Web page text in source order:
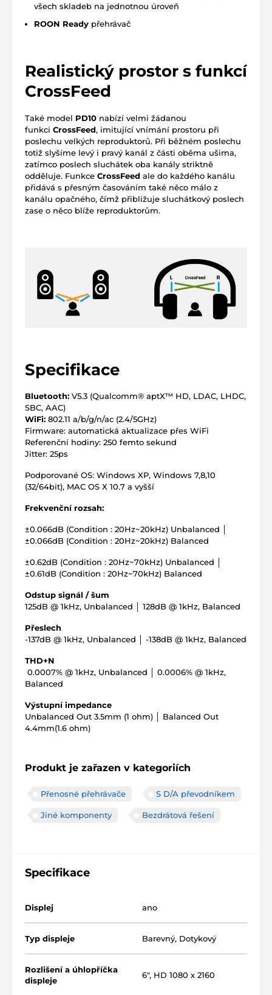
všech skladeb na jednotnou úroveň
ROON Ready přehrávač
Realistický prostor s funkcí
CrossFeed
Také model PD10 nabízí velmi žádanou
funkci CrossFeed, imitující vnímání prostoru při
poslechu velkých reproduktorů. Při běžném poslechu
totiž slyšíme levý i pravý kanál z části oběma ušima,
zatímco poslech sluchátek oba kanály striktně
odděluje. Funkce CrossFeed ale do každého kanálu
přidává s přesným časováním také něco málo z
kanálu opačného, čímž přibližuje sluchátkový poslech
zase o něco blíže reproduktorům.
Specifikace
Bluetooth: V5.3 (Qualcomm® aptX™ HD, LDAC, LHDC,
SBC, AAC)
WiFi: 802.11 a/b/g/n/ac (2.4/5GHz)
Firmware: automatická aktualizace přes WiFi
Referenční hodiny: 250 femto sekund
Jitter: 25ps
Podporované OS: Windows XP, Windows 7,8,10
(32/64bit), MAC OS X 10.7 a vyšší
Frekvenční rozsah:
±0.066dB (Condition : 20Hz~20kHz) Unbalanced │
±0.066dB (Condition : 20Hz~20kHz) Balanced
±0.62dB (Condition : 20Hz~70kHz) Unbalanced │
±0.61dB (Condition : 20Hz~70kHz) Balanced
Odstup signál / šum
125dB @ 1kHz, Unbalanced │ 128dB @ 1kHz, Balanced
Přeslech
-137dB @ 1kHz, Unbalanced │ -138dB @ 1kHz, Balanced
THD+N
0.0007% @ 1kHz, Unbalanced │ 0.0006% @ 1kHz,
Balanced
Výstupní impedance
Unbalanced Out 3.5mm (1 ohm) │ Balanced Out
4.4mm(1.6 ohm)
Produkt je zařazen v kategoriích
Přenosné přehrávače S D/A převodníkem
Jiné komponenty Bezdrátová řešení
Specifikace
Displej ano
Typ displeje Barevný, Dotykový
Rozlišení a úhlopříčka
displeje
6", HD 1080 x 2160